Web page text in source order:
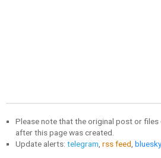
Please note that the original post or
after this page was created.
Update alerts: telegram rss feed bluesky